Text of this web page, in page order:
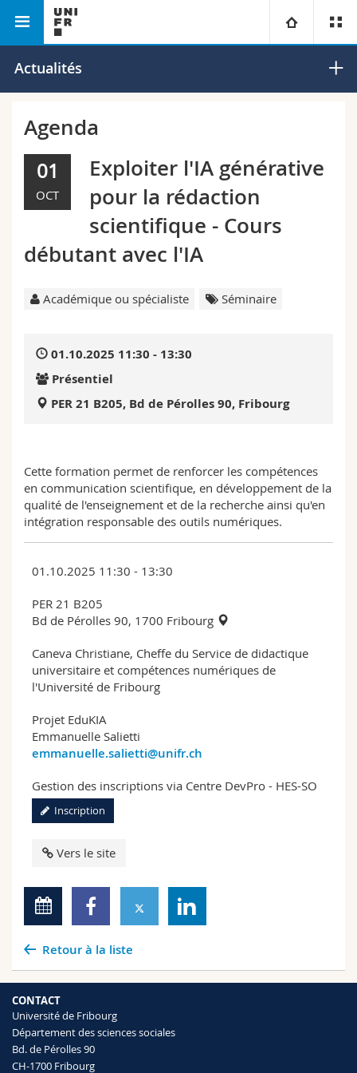
Université
Campus
Recherche
Théologie
Droit
Sciences économiques et sociales et management
Interfacultaire
Vous êtes
Futurs étudiants
Collaborateurs
Doctorants
Ressources
Webmail
Programme des cours
Faculté des lettres et des
Département des sciences
Actualités
Agenda
01
OCT
Exploiter l'IA générative
pour la rédaction
scientifique - Cours
débutant avec l'IA
Académique ou spécialiste Séminaire
01.10.2025 11:30 - 13:30
Présentiel
PER 21 B205, Bd de Pérolles 90, Fribourg
Cette formation permet de renforcer les compétences
en communication scientifique, en développement de la
qualité de l'enseignement et de la recherche ainsi qu'en
intégration responsable des outils numériques.
01.10.2025 11:30 - 13:30
PER 21 B205
Bd de Pérolles 90, 1700 Fribourg
Caneva Christiane, Cheffe du Service de didactique
universitaire et compétences numériques de
l'Université de Fribourg
Projet EduKIA
Emmanuelle Salietti
emmanuelle.salietti@unifr.ch
Gestion des inscriptions via Centre DevPro - HES-SO
Inscription
Vers le site
Retour à la liste
CONTACT
Université de Fribourg
Département des sciences sociales
Bd. de Pérolles 90
CH-1700 Fribourg